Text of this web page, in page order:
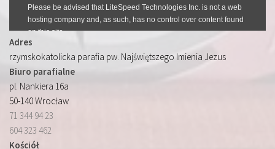
Adres
rzymskokatolicka parafia pw. Najświętszego Imienia Jezus
Biuro parafialne
pl. Nankiera 16a
50-140 Wrocław
71 344 94 23
604 323 462
Kościół